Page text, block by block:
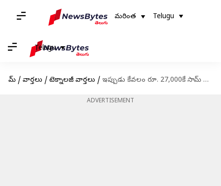
మరింత Telugu
Telugu
హోమ్ / వార్తలు / టెక్నాలజీ వార్తలు / ఇప్పుడు కేవలం రూ. 27,000కే సామ్ సంగ్ Galaxy S22
ADVERTISEMENT